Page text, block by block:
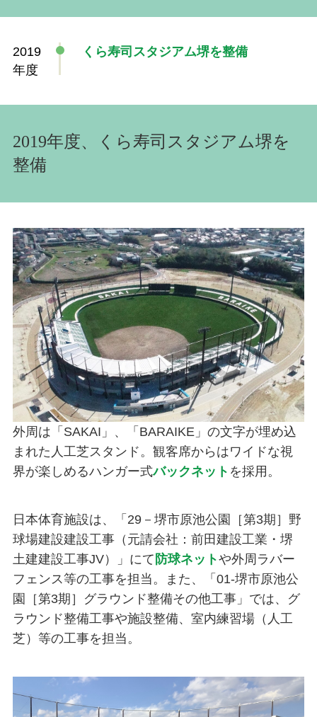
2019
年度
くら寿司スタジアム堺を整備
2019年度、くら寿司スタジアム堺を
整備
外周は「SAKAI」、「BARAIKE」の文字が埋め込
まれた人工芝スタンド。観客席からはワイドな視
界が楽しめるハンガー式バックネット を採用。
日本体育施設は、「29－堺市原池公園［第3期］野
球場建設建設工事（元請会社：前田建設工業・堺
土建建設工事JV）」にて 防球ネットや外周ラバー
フェンス等の工事を担当。また、「01-堺市原池公
園［第3期］グラウンド整備その他工事」では、グ
ラウンド整備工事や施設整備、室内練習場（人工
芝）等の工事を担当。